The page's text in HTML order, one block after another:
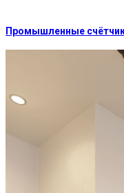
Промышленные